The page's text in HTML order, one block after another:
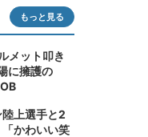
もっと見る
メット叩き
に擁護の
上選手と2
かわいい笑